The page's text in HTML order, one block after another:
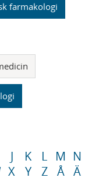
farmakologi
J K L M N
X Y Z Å Ä